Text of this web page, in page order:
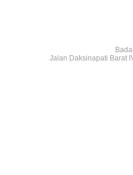
Jalan Daksinapati Barat